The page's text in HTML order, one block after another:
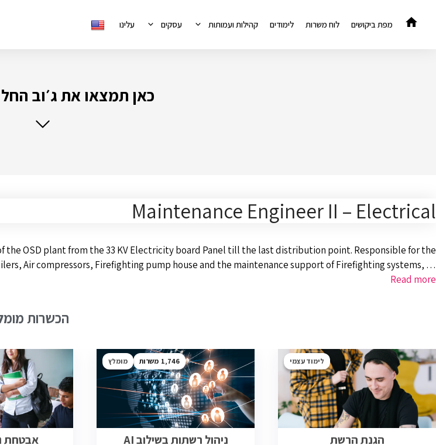
לתוכן
מפת ביקושים לוח משרות לימודים קהילות ועמותות עסקים עלינו
כאן תמצאו את ג׳וב
Maintenance Engineer II – Electrical
the OSD plant from the 33 KV Electricity board Panel till the last distribution point. Responsible for the
Air compressors, Firefighting pump house and the maintenance support of Firefighting systems, …
Read more
הכשרות
לימוד עצמי
הגנת הרשת
1,746 מומלץ
ניהול רשתות בשילוב AI אבטחת